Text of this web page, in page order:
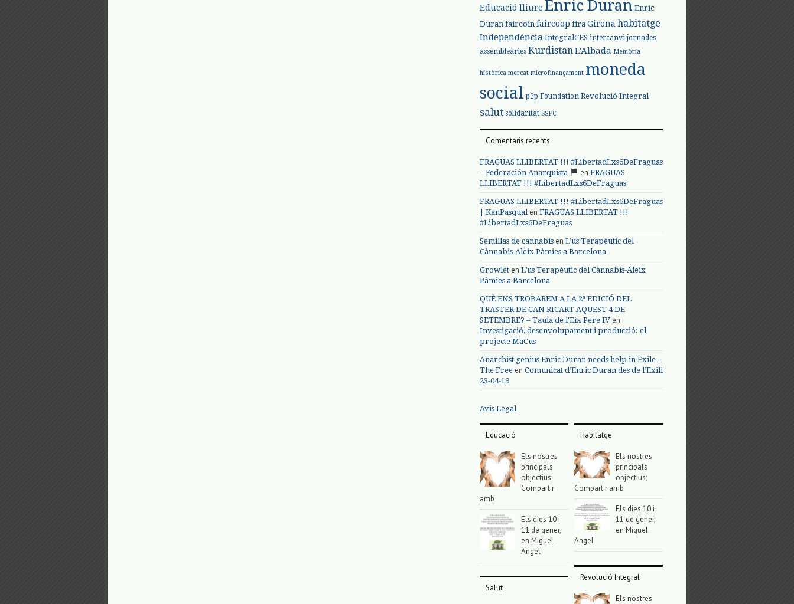
Educació lliure Enric Duran Enric
Duran faircoin faircoop fira Girona habitatge
Independència IntegralCES intercanvi jornades
assembleàries Kurdistan L'Albada Memòria
històrica mercat microfinançament moneda
social p2p Foundation Revolució Integral
salut solidaritat SSPC
Comentaris recents
FRAGUAS LLIBERTAT !!! #LibertadLxs6DeFraguas
– Federación Anarquista
en FRAGUAS
LLIBERTAT !!! #LibertadLxs6DeFraguas
FRAGUAS LLIBERTAT !!! #LibertadLxs6DeFraguas
| KanPasqualen FRAGUAS LLIBERTAT !!!
#LibertadLxs6DeFraguas
Semillas de cannabis en L’us Terapèutic del
Cànnabis-Aleix Pàmies a Barcelona
Growlet en L’us Terapèutic del Cànnabis-Aleix
Pàmies a Barcelona
QUÈ ENS TROBAREM A LA 2ª EDICIÓ DEL
TRASTER DE CAN RICART AQUEST 4 DE
SETEMBRE? – Taula de l'Eix Pere IV en
Investigació, desenvolupament i producció: el
projecte MaCus
Anarchist genius Enric Duran needs help in Exile –
The Free en Comunicat d’Enric Duran des de l’Exili
23-04-19
Avis Legal
Educació
Els nostres
principals
objectius;
Compartir
amb
Els dies 10 i
11 de gener,
en Miguel
Angel
Salut
Habitatge
Els nostres
principals
objectius;
Compartir amb
Els dies 10 i
11 de gener,
en Miguel
Angel
Revolució Integral
Els nostres